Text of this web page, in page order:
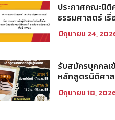
ประกาศคณะนิ
ธรรมศาสตร์ เ
คัดเลือกให้เป็น
นิติศาสตร์) สาย
มิถุนายน 24,
รับสมัครบุคคล
หลักสูตรนิติศา
มหาวิทยาลัยธร
ที่ 2 ปีการศึกษา
มิถุนายน 18,